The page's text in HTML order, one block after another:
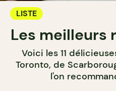
LISTE
Les meilleurs
Voici les 11
Toronto, de
l'on